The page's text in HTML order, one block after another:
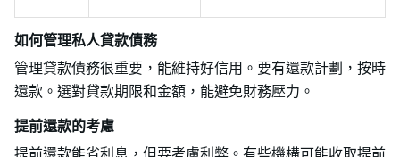
如何管理私人貸款債務
管理貸款債務很重要，能維持好信用。要有還款計劃，按時
還款。選對貸款期限和金額，能避免財務壓力。
提前還款的考慮